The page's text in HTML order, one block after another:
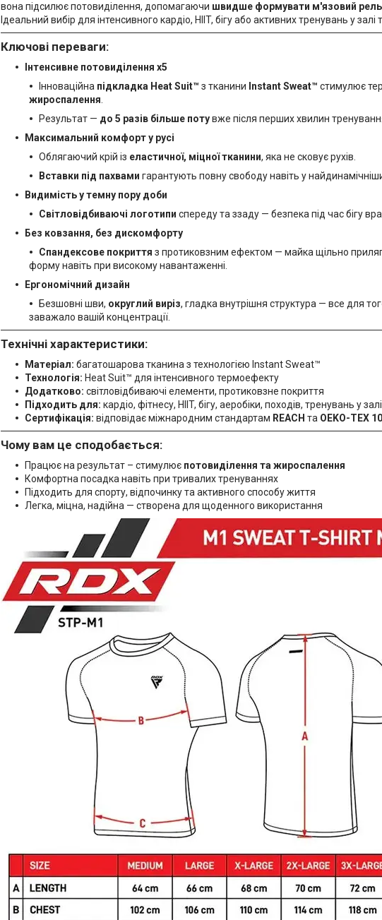
вона підсилює потовиділення, допомагаючи швидше формувати м'язовий
Ідеальний вибір для інтенсивного кардіо, HIIT, бігу або активних тренувань у залі
Ключові переваги:
Інтенсивне потовиділення x5
Інноваційна підкладка Heat Suit™ з тканини Instant Sweat™ стимулює
жироспалення
Результат — до 5 разів більше потувже після перших хвилин
Максимальний комфорт у русі
Облягаючий крій із еластичної, міцної тканини, яка не сковує рухів.
Вставки під пахвами гарантують повну свободу навіть у
Видимість у темну пору доби
Світловідбиваючі логотипи спереду та ззаду — безпека під час бігу
Без ковзання, без дискомфорту
Спандексове покриття з протиковзним ефектом — майка щільно
форму навіть при високому навантаженні.
Ергономічний дизайн
Безшовні шви, округлий виріз, гладка внутрішня структура — все для
заважало вашій концентрації.
Технічні характеристики:
Матеріал: багатошарова тканина з технологією Instant Sweat™
Технологія: Heat Suit™ для інтенсивного термоефекту
Додатково: світловідбиваючі елементи, протиковзне покриття
Підходить для: кардіо, фітнесу, HIIT, бігу, аеробіки, походів, тренувань у залі
Сертифікація: відповідає міжнародним стандартам REACH та OEKO-TEX
Чому вам це сподобається:
Працює на результат – стимулює потовиділення та жироспалення
Комфортна посадка навіть при тривалих тренуваннях
Підходить для спорту, відпочинку та активного способу життя
Легка, міцна, надійна — створена для щоденного використання